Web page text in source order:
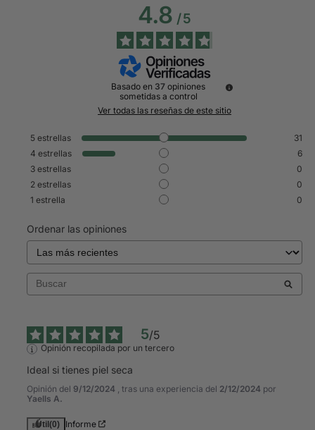
4.8/5
Basado en 37 opiniones
sometidas a control
Ver todas las reseñas de este sitio
5 estrellas
31
4 estrellas
6
3 estrellas
0
2 estrellas
0
1 estrella 0
Ordenar las opiniones
5/5
Opinión recopilada por un tercero
Ideal si tienes piel seca
Opinión del 9/12/2024 , tras una experiencia del 2/12/2024 por
Yaells A.
Útil (0) Informe